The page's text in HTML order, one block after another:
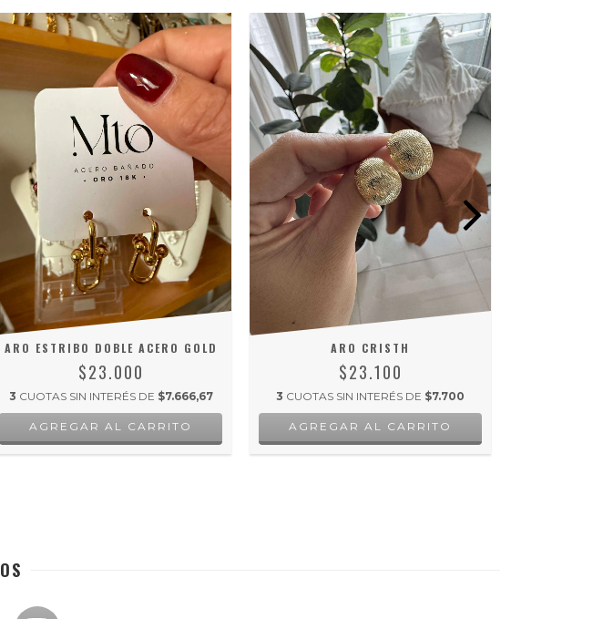
ARO ESTRIBO DOBLE ACERO GOLD
$23.000
3 CUOTAS SIN INTERÉS DE $7.666,67
ARO CRISTH
$23.100
3 CUOTAS SIN INTERÉS DE $7.700